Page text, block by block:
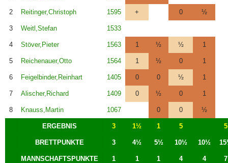
2 Reitinger,Christoph 1595 + 0 ½
3 Weitl,Stefan 1533
4 Stöver,Pieter 1563 1 ½ ½ 1
5 Reichenauer,Otto 1564 1 ½ 0 1
6 Feigelbinder,Reinhart 1405 0 0 ½ 1
7 Alischer,Richard 1409 0 ½ 0 1
8 Knauss,Martin 1067 0 0 ½
ERGEBNIS 3 1½ 1 5 5
BRETTPUNKTE 3 4½ 5½ 10½ 10½
MANNSCHAFTSPUNKTE 1 1 1 4 4 7